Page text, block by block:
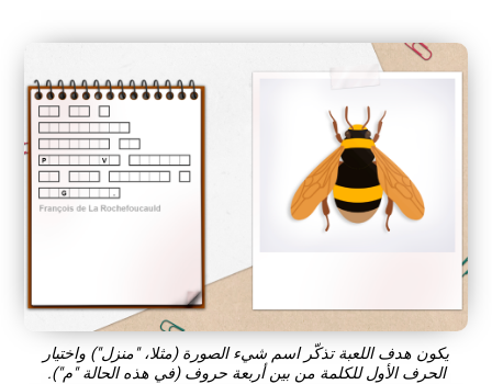
يكون هدف اللعبة تذكّر اسم شيء الصورة (مثلا، "منزل") واختيار
الحرف الأول للكلمة من بين أربعة حروف (في هذه الحالة "م").